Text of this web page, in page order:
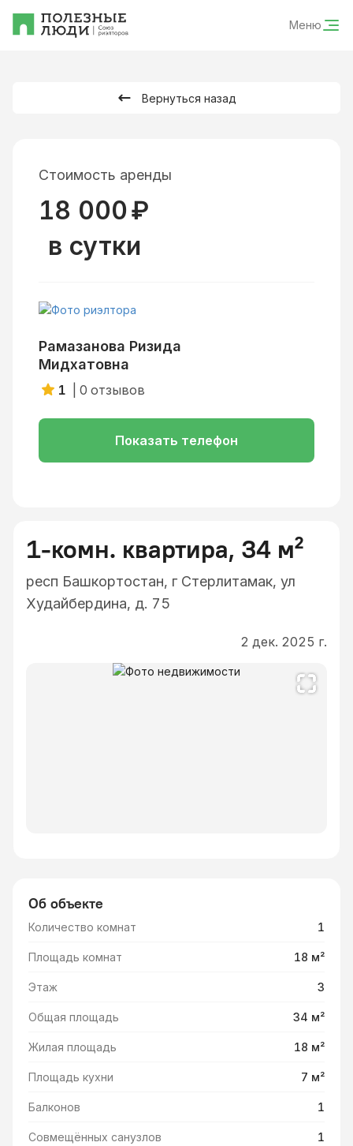
Меню
Вернуться назад
Стоимость аренды
18 000₽
в сутки
Рамазанова Ризида
Мидхатовна
1 0 отзывов
Показать телефон
1-комн. квартира, 34 м²
респ Башкортостан, г Стерлитамак, ул
Худайбердина, д. 75
2 дек. 2025 г.
Об объекте
Количество комнат 1
Площадь комнат 18 м²
Этаж 3
Общая площадь 34 м²
Жилая площадь 18 м²
Площадь кухни 7 м²
Балконов 1
Совмещённых санузлов 1